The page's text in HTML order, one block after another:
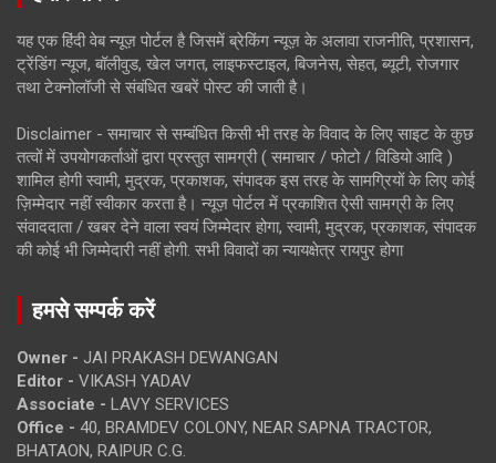
यह एक हिंदी वेब न्यूज़ पोर्टल है जिसमें ब्रेकिंग न्यूज़ के अलावा राजनीति, प्रशासन,
ट्रेंडिंग न्यूज, बॉलीवुड, खेल जगत, लाइफस्टाइल, बिजनेस, सेहत, ब्यूटी, रोजगार
तथा टेक्नोलॉजी से संबंधित खबरें पोस्ट की जाती है।
Disclaimer - समाचार से सम्बंधित किसी भी तरह के विवाद के लिए साइट के कुछ
तत्वों में उपयोगकर्ताओं द्वारा प्रस्तुत सामग्री ( समाचार / फोटो / विडियो आदि )
शामिल होगी स्वामी, मुद्रक, प्रकाशक, संपादक इस तरह के सामग्रियों के लिए कोई
ज़िम्मेदार नहीं स्वीकार करता है। न्यूज़ पोर्टल में प्रकाशित ऐसी सामग्री के लिए
संवाददाता / खबर देने वाला स्वयं जिम्मेदार होगा, स्वामी, मुद्रक, प्रकाशक, संपादक
की कोई भी जिम्मेदारी नहीं होगी. सभी विवादों का न्यायक्षेत्र रायपुर होगा
हमसे सम्पर्क करें
Owner - JAI PRAKASH DEWANGAN
Editor - VIKASH YADAV
Associate - LAVY SERVICES
Office - 40, BRAMDEV COLONY, NEAR SAPNA TRACTOR,
BHATAON, RAIPUR C.G.